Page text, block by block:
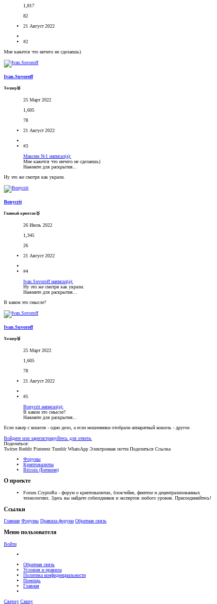
1,817
82
21 Август 2022
#2
Мне кажется что ничего не сделаешь)
Ivan.Suvoroff
Холдер🥉
25 Март 2022
1,605
78
21 Август 2022
#3
Максим №1 написал(а):
Мне кажется что ничего не сделаешь)
Нажмите для раскрытия...
Ну это же смотря как украли.
Bonycrit
Главный криптан🥇
26 Июль 2022
1,345
26
21 Август 2022
#4
Ivan.Suvoroff написал(а):
Ну это же смотря как украли.
Нажмите для раскрытия...
В каком это смысле?
Ivan.Suvoroff
Холдер🥉
25 Март 2022
1,605
78
21 Август 2022
#5
Bonycrit написал(а):
В каком это смысле?
Нажмите для раскрытия...
Если хакер с кошеля - одно дело, а если мошенники отобрали аппаратный кошель - другое.
Войдите или зарегистрируйтесь для ответа.
Поделиться:
Twitter Reddit Pinterest Tumblr WhatsApp Электронная почта Поделиться Ссылка
Форумы
Криптовалюты
Bitcoin (Биткоин)
О проекте
Forum.CryptoRu - форум о криптовалютах, блокчейне, финтехе и децентрализованных
технологиях. Здесь вы найдете собеседников и экспертов любого уровня. Присоединяйтесь!
Ссылки
Главная Форумы Правила форума Обратная связь
Меню пользователя
Войти
Обратная связь
Условия и правила
Политика конфиденциальности
Помощь
Главная
Сверху Снизу